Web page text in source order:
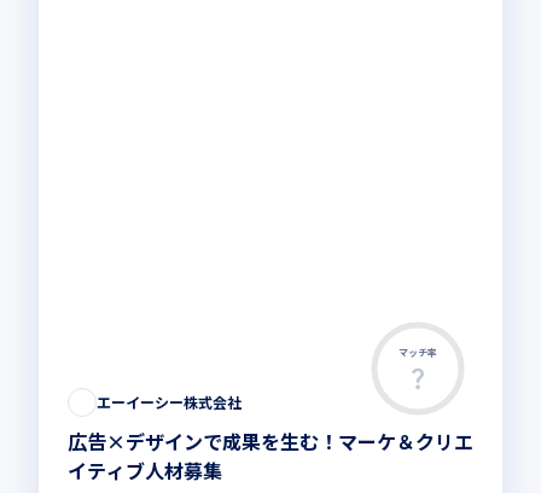
マッチ率
エーイーシー株式会社
広告×デザインで成果を生む！マーケ＆クリエ
イティブ人材募集